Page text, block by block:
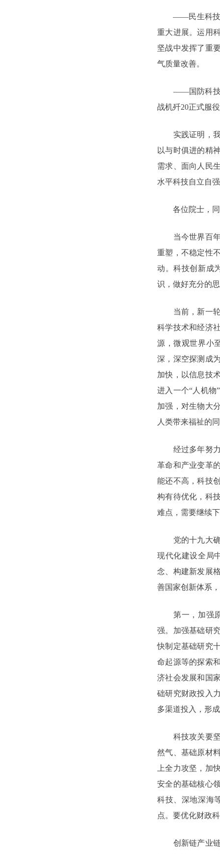
——民生科技领
重大进展。运用
坚战中发挥了重
气质量改善。
——国防科技创
战机歼20正式服
实践证明，我
以与时俱进的精
需求、面向人民
水平科技自立自
各位院士，同
当今世界百年
重塑，不稳定性
动。科技创新成
识，做好充分的
当前，新一轮
科学技术和经济
源，微观世界小
深，深空探测成
加快，以信息技
进入一个“人机物
加强，对生物大
人类带来福祉的
经过多年努力
革命和产业变革
能还不高，科技
构有待优化，科
难点，需要继续
党的十九大确
现代化建设全局
念、构建新发展
善国家创新体系
第一，加强原
强。加强基础研
快制定基础研究
命起源等的探索
济社会发展和国
础研究财政投入
多渠道投入，形
科技攻关要坚
然气、基础原材
上全力攻坚，加
安全的基础核心
科技、深地深海
点。要优化财政
创新链产业链